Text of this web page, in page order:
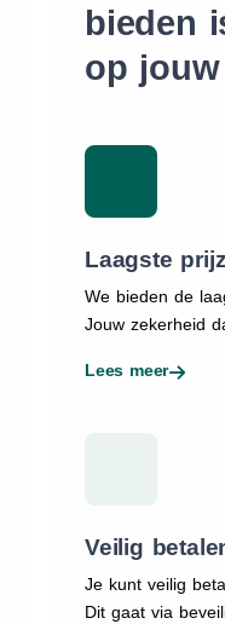
bieden
op
Laagste
We bieden de
Jouw zekerheid
Lees meer
Veilig
Je kunt veilig
Dit gaat via